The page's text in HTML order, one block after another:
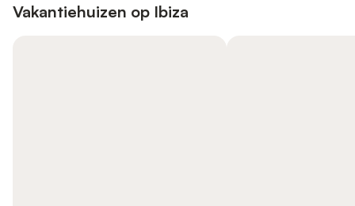
Vakantiehuizen op Ibiza